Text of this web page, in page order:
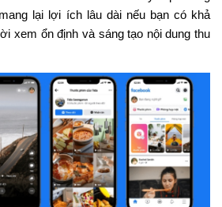
lại lợi ích lâu dài nếu bạn có khả
xem ổn định và sáng tạo nội dung thu